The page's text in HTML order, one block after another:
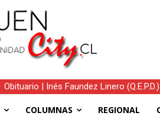
| Inés Faundez Linero (Q.E.P.D.)
Traiguén avanza hacia la recuperación:
COLUMNAS REGIONAL